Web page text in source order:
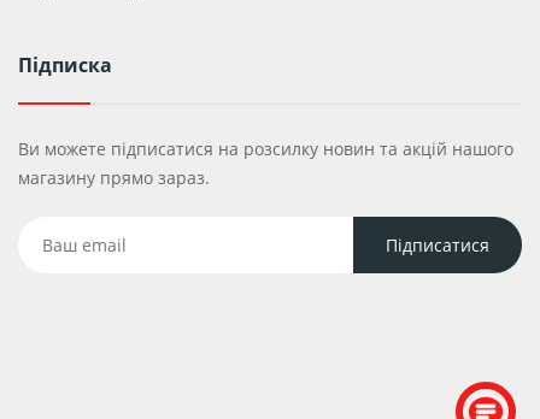
Підписка
Ви можете підписатися на розсилку новин та акцій нашого
магазину прямо зараз.